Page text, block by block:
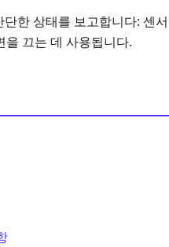
한 상태를 보고합니다: 센
을 끄는 데 사용됩니다.